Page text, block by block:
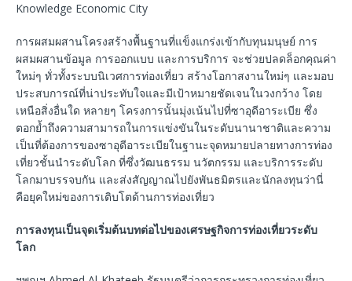
Knowledge Economic City
การผสมผสานโครงสร้างพื้นฐานที่แข็งแกร่งเข้ากับทุนมนุษย์ การ
ผสมผสานข้อมูล การออกแบบ และการบริการ จะช่วยปลดล็อกคุณค่า
ใหม่ๆ ทั่วทั้งระบบนิเวศการท่องเที่ยว สร้างโอกาสงานใหม่ๆ และมอบ
ประสบการณ์ที่น่าประทับใจและมีเป้าหมายชัดเจนในวงกว้าง โดย
เหนือสิ่งอื่นใด หลายๆ โครงการนั้นมุ่งเน้นไปที่ซาอุดีอาระเบีย ซึ่ง
ตอกย้ำถึงความสามารถในการแข่งขันในระดับนานาชาติและความ
เป็นที่ต้องการของซาอุดีอาระเบียในฐานะจุดหมายปลายทางการท่อง
เที่ยวชั้นนำระดับโลก ที่ซึ่งวัฒนธรรม นวัตกรรม และบริการระดับ
โลกมาบรรจบกัน และส่งสัญญาณไปยังพันธมิตรและนักลงทุนว่านี่
คือยุคใหม่ของการเติบโตด้านการท่องเที่ยว
การลงทุนเป็นจุดเริ่มต้นบทต่อไปของเศรษฐกิจการท่องเที่ยวระดับ
โลก